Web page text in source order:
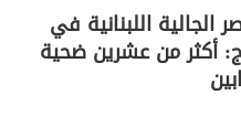
الجالية اللبنانية في
أكثر من عشرين ضحية